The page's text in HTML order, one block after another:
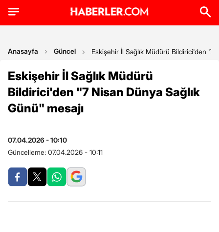
Anasayfa Güncel Eskişehir İl Sağlık Müdürü Bildirici'den '7
Eskişehir İl Sağlık Müdürü
Bildirici'den "7 Nisan Dünya Sağlık
Günü" mesajı
07.04.2026 - 10:10
Güncelleme: 07.04.2026 - 10:11